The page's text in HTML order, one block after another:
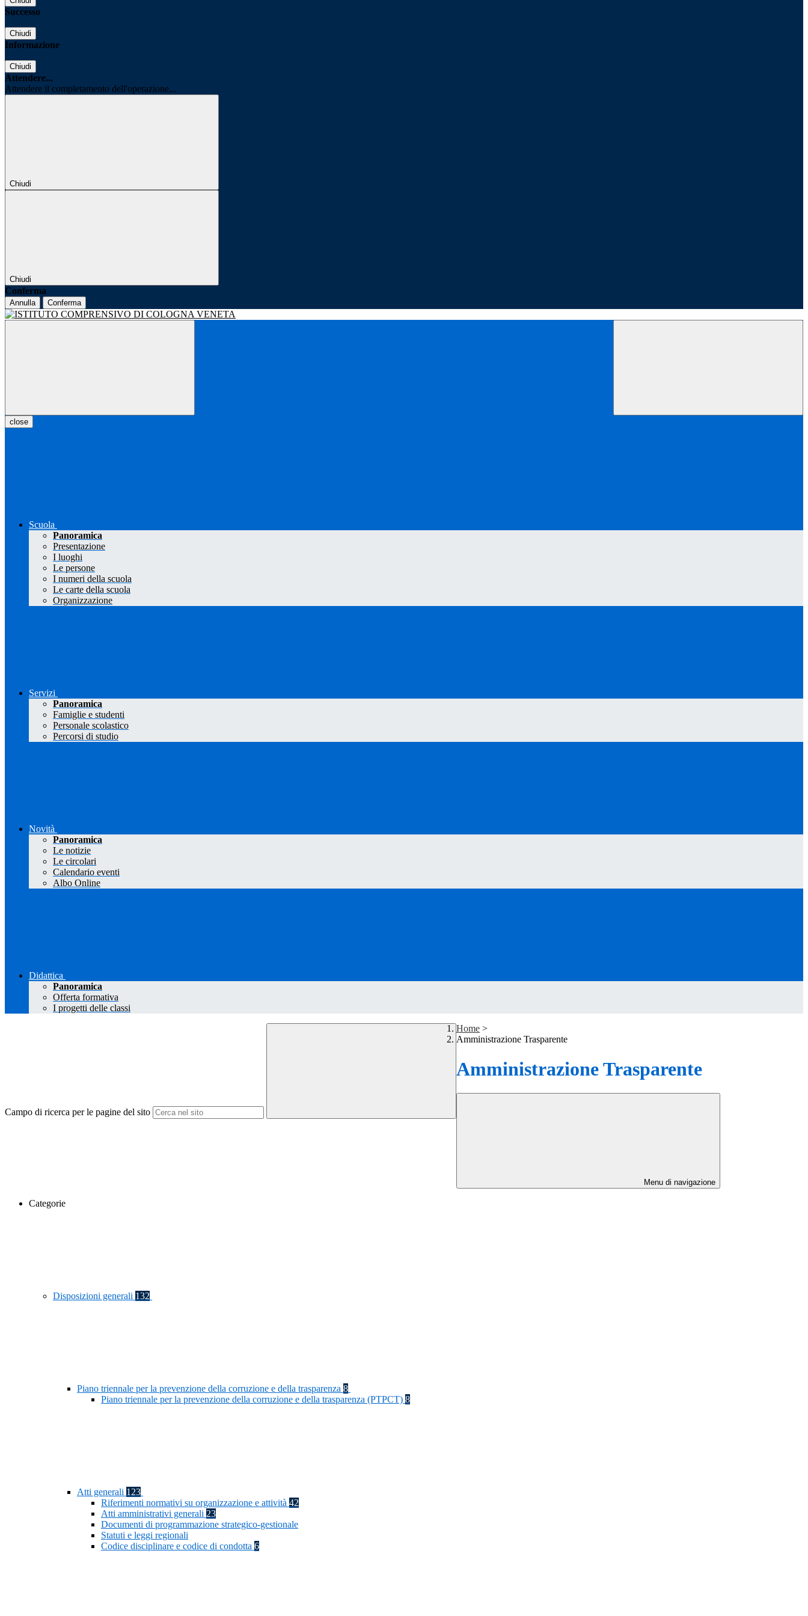
Successo
Chiudi
Informazione
Chiudi
Attendere...
Attendere il completamento dell'operazione...
Chiudi
Chiudi
Conferma
Annulla Conferma
close
Scuola
Panoramica
Presentazione
I luoghi
Le persone
I numeri della scuola
Le carte della scuola
Organizzazione
Servizi
Panoramica
Famiglie e studenti
Personale scolastico
Percorsi di studio
Novità
Panoramica
Le notizie
Le circolari
Calendario eventi
Albo Online
Didattica
Panoramica
Offerta formativa
I progetti delle classi
Campo di ricerca per le pagine del sito
Home >
Amministrazione Trasparente
Amministrazione Trasparente
Menu di navigazione
Categorie
Disposizioni generali 132
Piano triennale per la prevenzione della corruzione e della trasparenza 8
Piano triennale per la prevenzione della corruzione e della trasparenza (PTPCT) 8
Atti generali 123
Riferimenti normativi su organizzazione e attività 42
Atti amministrativi generali 23
Documenti di programmazione strategico-gestionale
Statuti e leggi regionali
Codice disciplinare e codice di condotta 6